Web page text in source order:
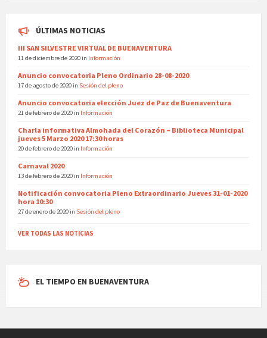
ÚLTIMAS NOTICIAS
III SAN SILVESTRE VIRTUAL DE BUENAVENTURA
11 de diciembre de 2020 in Información
Anuncio convocatoria Pleno Ordinario 28-08-2020
17 de agosto de 2020 in Sesión del pleno
Anuncio convocatoria elección Juez de Paz de Buenaventura
21 de febrero de 2020 in Información
Charla informativa Almohada del Corazón – Biblioteca Municipal
jueves 5 Marzo 2020 17:30 horas
20 de febrero de 2020 in Información
Carnaval 2020
13 de febrero de 2020 in Información
Notificación convocatoria Pleno Extraordinario Jueves 31-01-2020
hora 10:30
27 de enero de 2020 in Sesión del pleno
VER TODAS LAS NOTICIAS
EL TIEMPO EN BUENAVENTURA